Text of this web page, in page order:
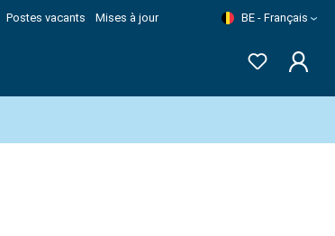
Postes vacants Mises à jour BE - Français